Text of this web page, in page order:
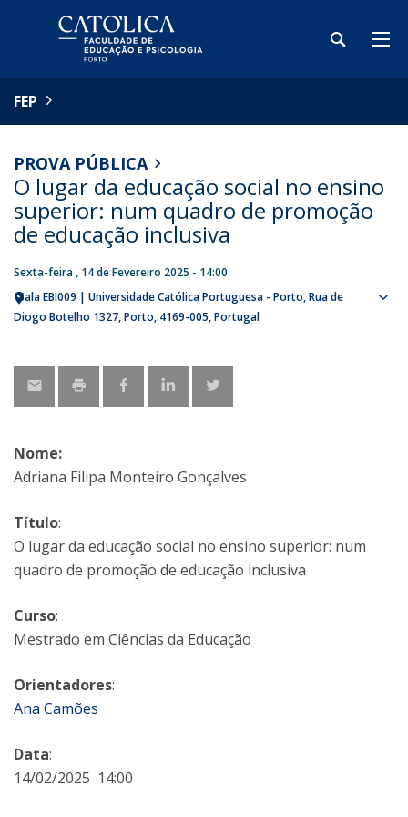
FEP
PROVA PÚBLICA
O lugar da educação social no ensino
superior: num quadro de promoção
de educação inclusiva
Sexta-feira , 14 de Fevereiro 2025 - 14:00
Sala EBI009 | Universidade Católica Portuguesa - Porto Rua de
Diogo Botelho 1327 Porto 4169-005 Portugal
Nome:
Adriana Filipa Monteiro Gonçalves
Título:
O lugar da educação social no ensino superior: num
quadro de promoção de educação inclusiva
Curso:
Mestrado em Ciências da Educação
Orientadores:
Ana Camões
Data:
14/02/2025 14:00